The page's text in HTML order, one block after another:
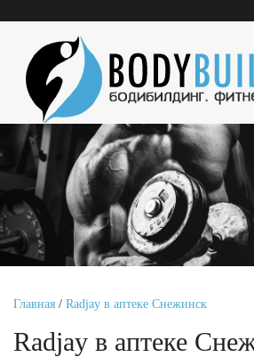
Главная / Radjay в аптеке Снежинск
Radjay в аптеке